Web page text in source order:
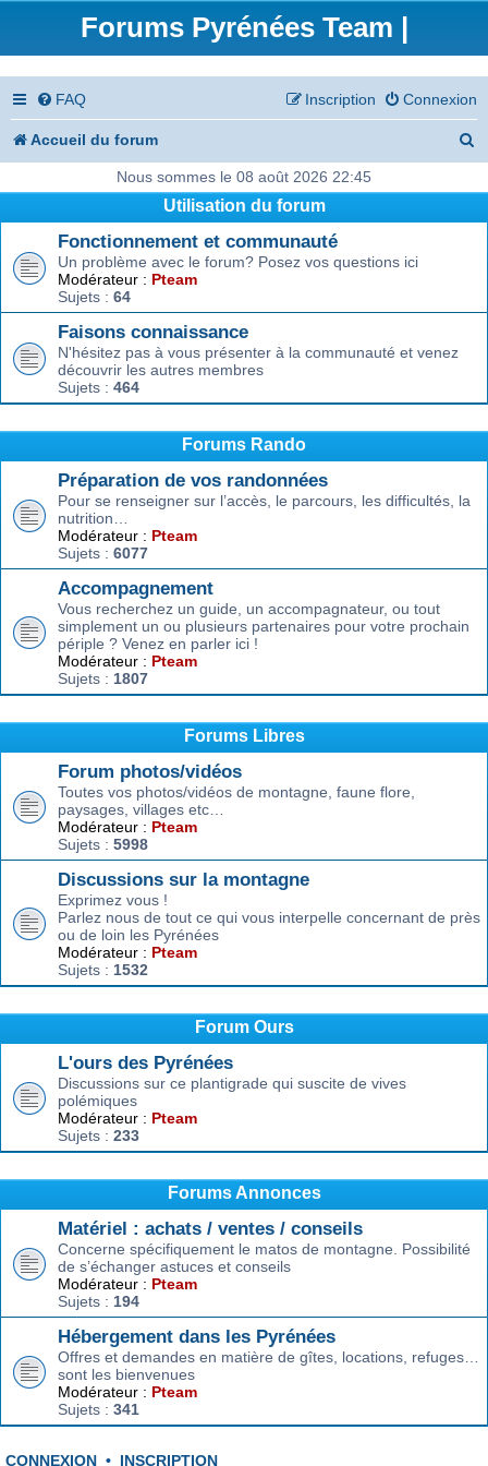
Forums Pyrénées Team |
FAQ Connexion
Inscription
Accueil du forum
e
Nous sommes le 08 août 2026 22:45
Utilisation du forum
Fonctionnement et communauté
Un problème avec le forum? Posez vos questions ici
Modérateur : Pteam
Sujets : 64
Faisons connaissance
N'hésitez pas à vous présenter à la communauté et venez
découvrir les autres membres
Sujets : 464
Forums Rando
Préparation de vos randonnées
Pour se renseigner sur l’accès, le parcours, les difficultés, la
nutrition…
Modérateur : Pteam
Sujets : 6077
Accompagnement
Vous recherchez un guide, un accompagnateur, ou tout
simplement un ou plusieurs partenaires pour votre prochain
périple ? Venez en parler ici !
Modérateur : Pteam
Sujets : 1807
Forums Libres
Forum photos/vidéos
Toutes vos photos/vidéos de montagne, faune flore,
paysages, villages etc…
Modérateur : Pteam
Sujets : 5998
Discussions sur la montagne
Exprimez vous !
Parlez nous de tout ce qui vous interpelle concernant de près
ou de loin les Pyrénées
Modérateur : Pteam
Sujets : 1532
Forum Ours
L'ours des Pyrénées
Discussions sur ce plantigrade qui suscite de vives
polémiques
Modérateur : Pteam
Sujets : 233
Forums Annonces
Matériel : achats / ventes / conseils
Concerne spécifiquement le matos de montagne. Possibilité
de s’échanger astuces et conseils
Modérateur : Pteam
Sujets : 194
Hébergement dans les Pyrénées
Offres et demandes en matière de gîtes, locations, refuges…
sont les bienvenues
Modérateur : Pteam
Sujets : 341
CONNEXION • INSCRIPTION